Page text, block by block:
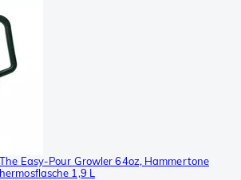
Easy-Pour Growler 64oz, Hammertone
1,9 L